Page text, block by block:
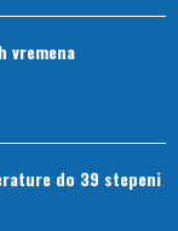
vremena
do 39 stepeni